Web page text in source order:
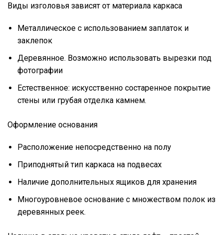
Виды изголовья зависят от материала каркаса
Металлическое с использованием заплаток и
заклепок
Деревянное. Возможно использовать вырезки под
фотографии
Естественное: искусственно состаренное покрытие
стены или грубая отделка камнем.
Оформление основания
Расположение непосредственно на полу
Приподнятый тип каркаса на подвесах
Наличие дополнительных ящиков для хранения
Многоуровневое основание с множеством полок из
деревянных реек.